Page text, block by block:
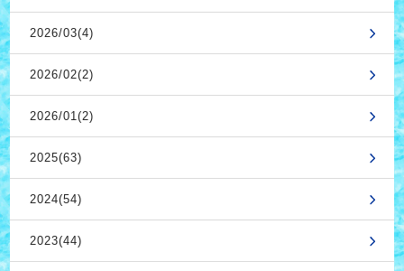
2026/03(4)
2026/02(2)
2026/01(2)
2025(63)
2024(54)
2023(44)